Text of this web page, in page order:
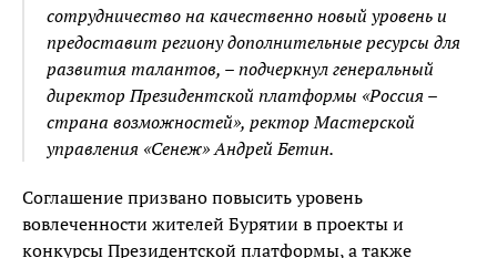
сотрудничество на качественно новый уровень и
предоставит региону дополнительные ресурсы для
развития талантов, – подчеркнул генеральный
директор Президентской платформы «Россия –
страна возможностей», ректор Мастерской
управления «Сенеж» Андрей Бетин.
Соглашение призвано повысить уровень
вовлеченности жителей Бурятии в проекты и
конкурсы Президентской платформы, а также